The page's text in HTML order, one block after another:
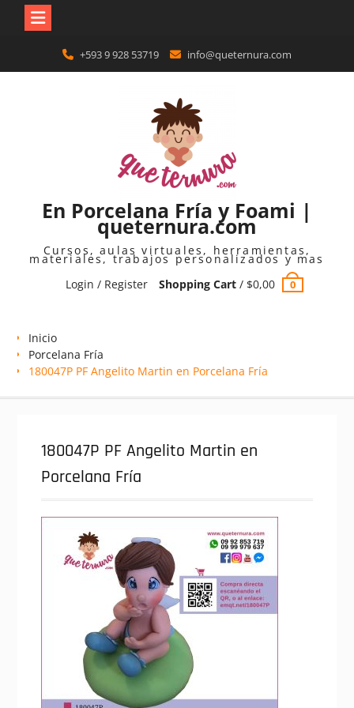
content
+593 9 928 53719 info@queternura.com
En Porcelana Fría y Foami |
queternura.com
Cursos, aulas virtuales, herramientas,
materiales, trabajos personalizados y mas
Login / Register
Shopping Cart/ $0,00 0
Inicio
Porcelana Fría
180047P PF Angelito Martin en Porcelana Fría
180047P PF Angelito Martin en
Porcelana Fría